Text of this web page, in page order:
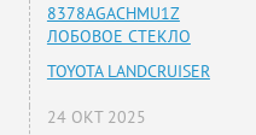
8378AGACHMU1Z
ЛОБОВОЕ СТЕКЛО
TOYOTA LANDCRUISER
24 ОКТ 2025